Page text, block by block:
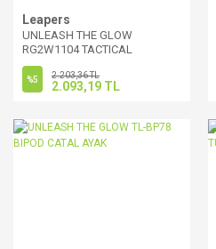
Leapers
UNLEASH THE GLOW
RG2W1104 TACTICAL
AYAKUNLEASH THE GLOW
RGWM-25L2 TACTICAL AYAK
%5 2.203,36 TL
2.093,19 TL